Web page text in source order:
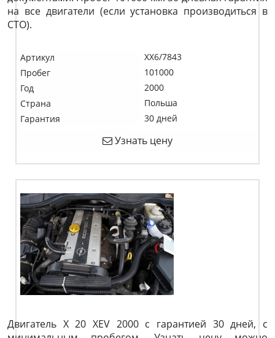
на все двигатели (если установка производиться в
СТО).
Артикул
XX6/7843
Пробег
101000
Год
2000
Страна
Польша
Гарантия
30 дней
Узнать цену
Двигатель X 20 XEV 2000 с гарантией 30 дней, с